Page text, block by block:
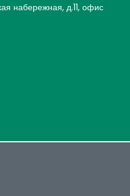
набережная, д.11, офис